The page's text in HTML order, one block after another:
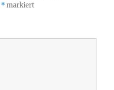
*markiert